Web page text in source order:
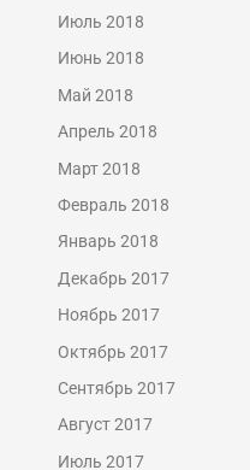
Июль 2018
Июнь 2018
Май 2018
Апрель 2018
Март 2018
Февраль 2018
Январь 2018
Декабрь 2017
Ноябрь 2017
Октябрь 2017
Сентябрь 2017
Август 2017
Июль 2017